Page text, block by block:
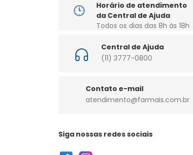
Horário de atendimento
da Central de Ajuda
Todos os dias das 8h às 18h
Central de Ajuda
(11) 3777-0800
Contato e-mail
atendimento@farmais.com.br
Siga nossas redes sociais